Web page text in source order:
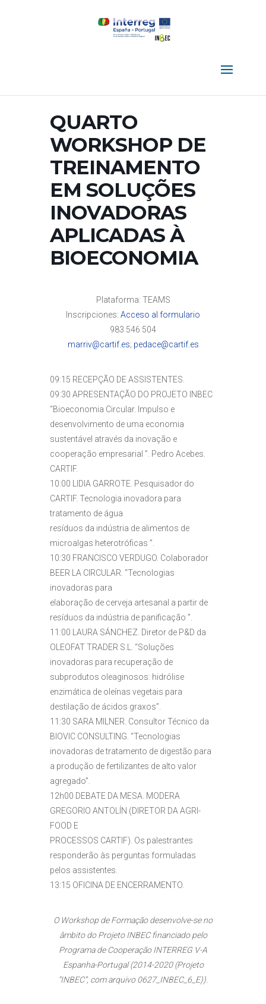
QUARTO
WORKSHOP DE
TREINAMENTO
EM SOLUÇÕES
INOVADORAS
APLICADAS À
BIOECONOMIA
Plataforma: TEAMS
Inscripciones: Acceso al formulario
983 546 504
marriv@cartif.es; pedace@cartif.es
09:15 RECEPÇÃO DE ASSISTENTES.
09:30 APRESENTAÇÃO DO PROJETO INBEC
“Bioeconomia Circular. Impulso e
desenvolvimento de uma economia
sustentável através da inovação e
cooperação empresarial ”. Pedro Acebes.
CARTIF.
10:00 LIDIA GARROTE. Pesquisador do
CARTIF. Tecnologia inovadora para
tratamento de água
resíduos da indústria de alimentos de
microalgas heterotróficas ”.
10:30 FRANCISCO VERDUGO. Colaborador
BEER LA CIRCULAR. “Tecnologias
inovadoras para
elaboração de cerveja artesanal a partir de
resíduos da indústria de panificação ”.
11:00 LAURA SÁNCHEZ. Diretor de P&D da
OLEOFAT TRADER S.L. “Soluções
inovadoras para recuperação de
subprodutos oleaginosos: hidrólise
enzimática de oleínas vegetais para
destilação de ácidos graxos”.
11:30 SARA MILNER. Consultor Técnico da
BIOVIC CONSULTING. “Tecnologias
inovadoras de tratamento de digestão para
a produção de fertilizantes de alto valor
agregado”.
12h00 DEBATE DA MESA. MODERA
GREGORIO ANTOLÍN (DIRETOR DA AGRI-
FOOD E
PROCESSOS CARTIF). Os palestrantes
responderão às perguntas formuladas
pelos assistentes.
13:15 OFICINA DE ENCERRAMENTO.
O Workshop de Formação desenvolve-se no
âmbito do Projeto INBEC financiado pelo
Programa de Cooperação INTERREG V-A
Espanha-Portugal (2014-2020 (Projeto
“INBEC”, com arquivo 0627_INBEC_6_E)).